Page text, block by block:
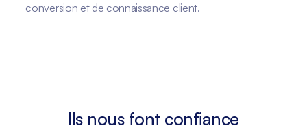
conversion et de connaissance client.
Ils nous font confiance